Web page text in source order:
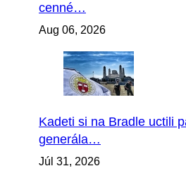
cenné…
Aug 06, 2026
Kadeti si na Bradle uctili
generála…
Júl 31, 2026